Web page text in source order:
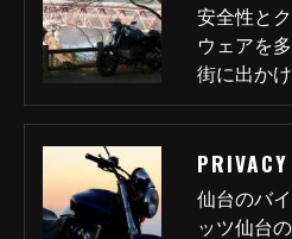
安全性と
ウェアを
街に出か
仙台のバ
ッツ仙台